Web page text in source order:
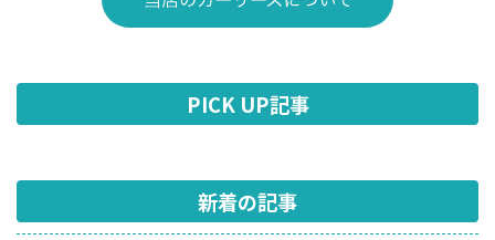
PICK UP記事
新着の記事